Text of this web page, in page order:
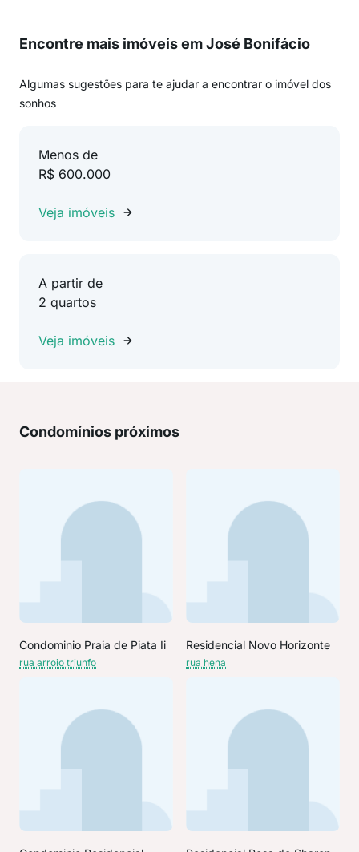
Encontre mais imóveis em José Bonifácio
Algumas sugestões para te ajudar a encontrar o imóvel dos
sonhos
Menos de
R$ 600.000
Veja imóveis
A partir de
2 quartos
Veja imóveis
Condomínios próximos
Condominio Praia de Piata Ii
rua arroio triunfo
Residencial Novo Horizonte
rua hena